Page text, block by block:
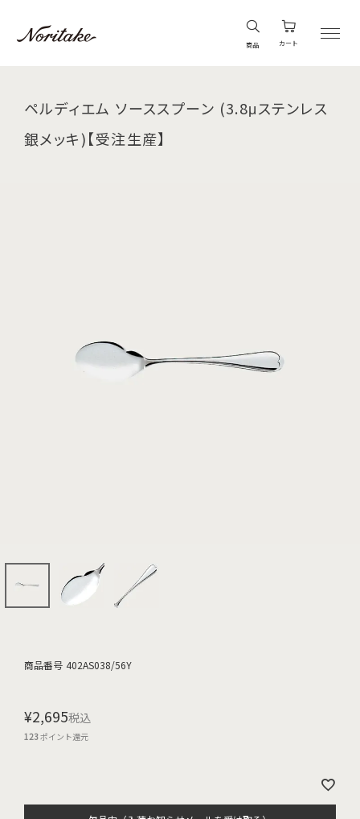
商品 カート
ペルディエム ソーススプーン (3.8μステンレス
銀メッキ)【受注生産】
商品番号 402AS038/56Y
¥2,695税込
123ポイント還元